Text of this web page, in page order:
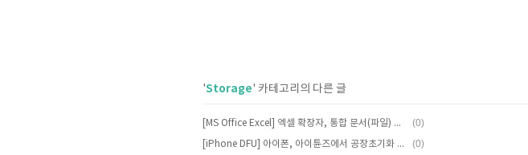
'Storage' 카테고리의 다른 글
[MS Office Excel] 엑셀 확장자, 통합 문서(파일) 형식: xlsx, xlsm, xlsb, xltx, xml, xlam (0)
[iPhone DFU] 아이폰, 아이튠즈에서 공장초기화 복구 방법 (0)